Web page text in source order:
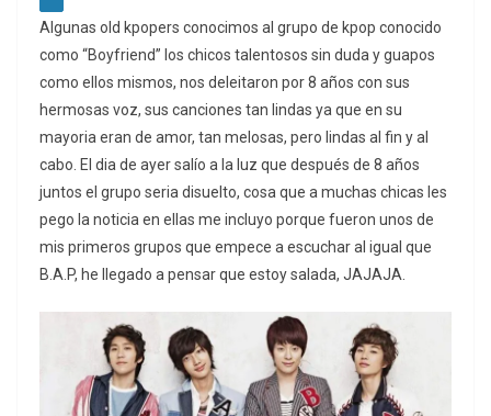
Algunas old kpopers conocimos al grupo de kpop conocido
como “Boyfriend” los chicos talentosos sin duda y guapos
como ellos mismos, nos deleitaron por 8 años con sus
hermosas voz, sus canciones tan lindas ya que en su
mayoria eran de amor, tan melosas, pero lindas al fin y al
cabo. El dia de ayer salío a la luz que después de 8 años
juntos el grupo seria disuelto, cosa que a muchas chicas les
pego la noticia en ellas me incluyo porque fueron unos de
mis primeros grupos que empece a escuchar al igual que
B.A.P, he llegado a pensar que estoy salada, JAJAJA.